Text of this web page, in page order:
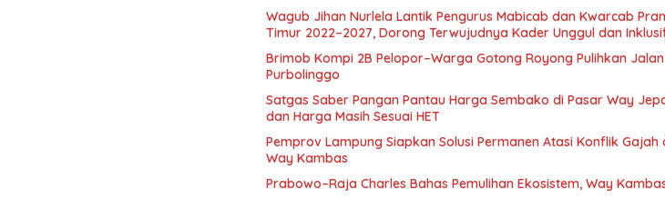
Wagub Jihan Nurlela Lantik Pengurus Mabicab dan Kwarcab
Timur 2022–2027, Dorong Terwujudnya Kader Unggul dan
Brimob Kompi 2B Pelopor–Warga Gotong Royong Pulihkan
Purbolinggo
Satgas Saber Pangan Pantau Harga Sembako di Pasar Way
dan Harga Masih Sesuai HET
Pemprov Lampung Siapkan Solusi Permanen Atasi Konflik Gajah
Way Kambas
Prabowo–Raja Charles Bahas Pemulihan Ekosistem, Way